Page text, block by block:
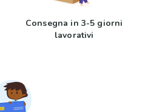
Consegna in 3-5 giorni
lavorativi